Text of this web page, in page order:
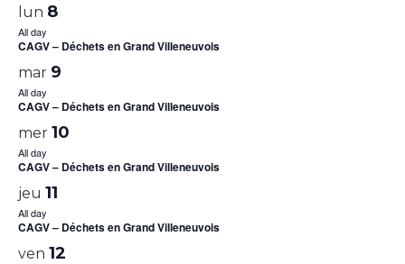
lun 8
All day
CAGV – Déchets en Grand Villeneuvois
mar 9
All day
CAGV – Déchets en Grand Villeneuvois
mer 10
All day
CAGV – Déchets en Grand Villeneuvois
jeu 11
All day
CAGV – Déchets en Grand Villeneuvois
ven 12